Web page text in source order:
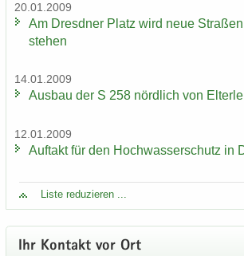
20.01.2009
Am Dresd­ner Platz wird neue
ste­hen
14.01.2009
Aus­bau der S 258 nörd­lich von
12.01.2009
Auf­takt für den Hoch­was­ser­schutz in
Liste re­du­zie­ren ...
Ihr Kon­takt vor Ort